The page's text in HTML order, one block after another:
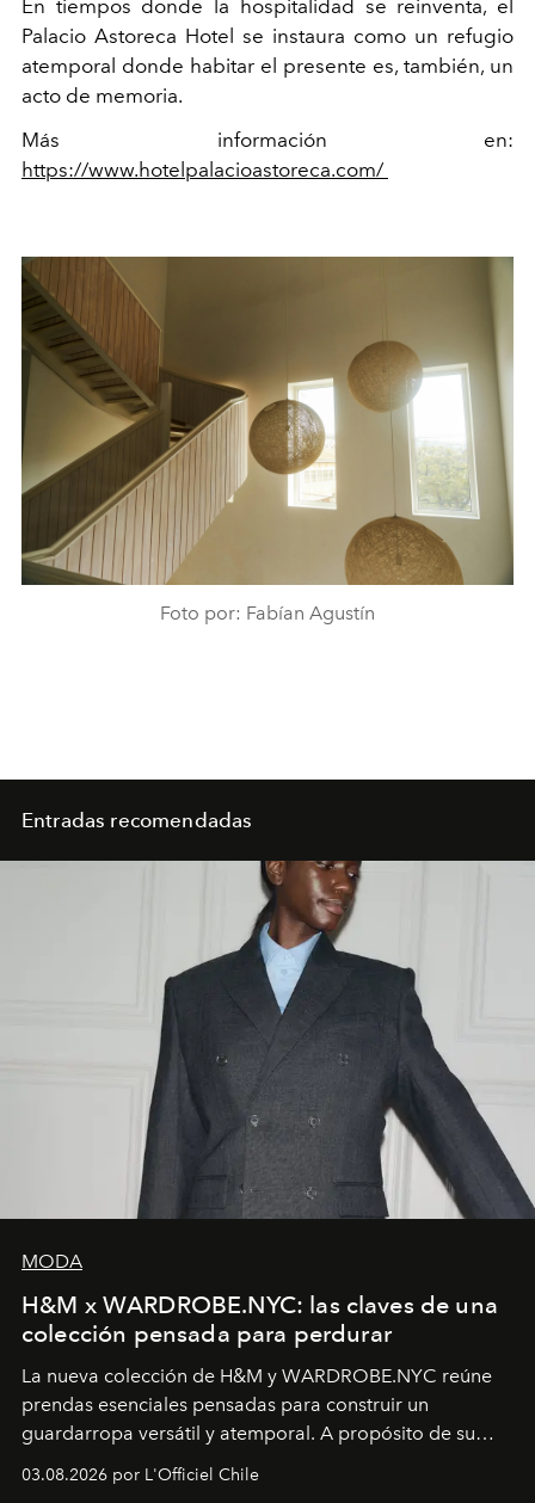
En tiempos donde la hospitalidad se reinventa, el
Palacio Astoreca Hotel se instaura como un refugio
atemporal donde habitar el presente es, también, un
acto de memoria.
Más información en:
https://www.hotelpalacioastoreca.com/
Foto por: Fabían Agustín
Entradas recomendadas
MODA
H&M x WARDROBE.NYC: las claves de una
colección pensada para perdurar
La nueva colección de H&M y WARDROBE.NYC reúne
prendas esenciales pensadas para construir un
guardarropa versátil y atemporal. A propósito de su
lanzamiento, los fundadores de la firma neoyorquina y
la asesora creativa y jefa de diseño global de la marca
03.08.2026 por L'Officiel Chile